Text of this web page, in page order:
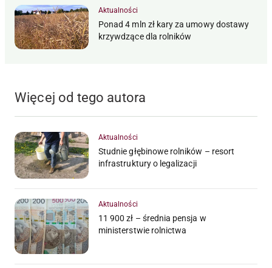
Aktualności
Ponad 4 mln zł kary za umowy dostawy
krzywdzące dla rolników
Więcej od tego autora
Aktualności
Studnie głębinowe rolników – resort
infrastruktury o legalizacji
Aktualności
11 900 zł – średnia pensja w
ministerstwie rolnictwa